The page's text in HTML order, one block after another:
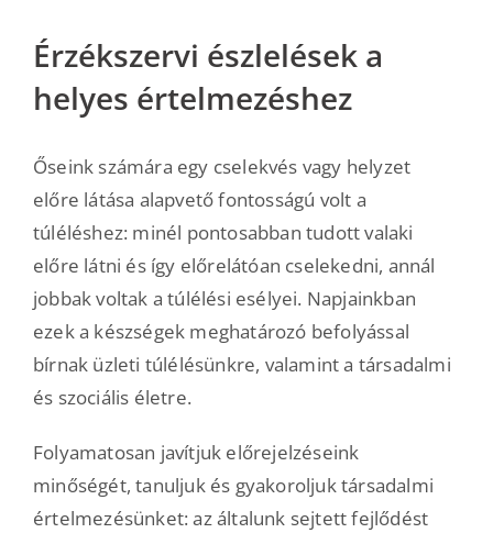
Érzékszervi észlelések a
helyes értelmezéshez
Őseink számára egy cselekvés vagy helyzet
előre látása alapvető fontosságú volt a
túléléshez: minél pontosabban tudott valaki
előre látni és így előrelátóan cselekedni, annál
jobbak voltak a túlélési esélyei. Napjainkban
ezek a készségek meghatározó befolyással
bírnak üzleti túlélésünkre, valamint a társadalmi
és szociális életre.
Folyamatosan javítjuk előrejelzéseink
minőségét, tanuljuk és gyakoroljuk társadalmi
értelmezésünket: az általunk sejtett fejlődést